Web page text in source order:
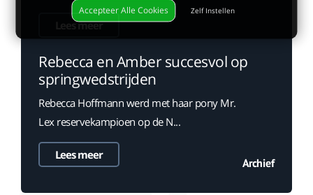
Lees meer
Rebecca en Amber succesvol op
springwedstrijden
Rebecca Hoffmann werd met haar pony Mr.
Lex reservekampioen op de N...
Lees meer
Archief
Accepteer Alle Cookies Zelf Instellen